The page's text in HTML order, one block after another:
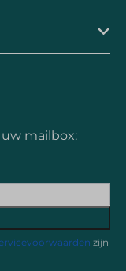
uw mailbox:
zijn